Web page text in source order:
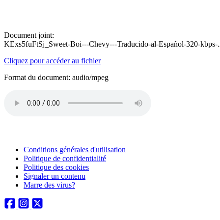
Document joint:
KExs5fuFtSj_Sweet-Boi---Chevy---Traducido-al-Español-320-kbps-
Cliquez pour accéder au fichier
Format du document: audio/mpeg
Conditions générales d'utilisation
Politique de confidentialité
Politique des cookies
Signaler un contenu
Marre des virus?